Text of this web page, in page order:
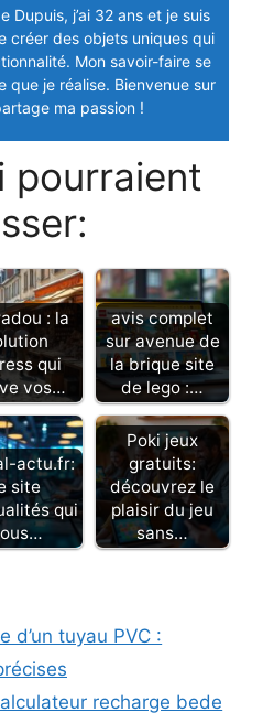
Dupuis, j’ai 32 ans et je suis
créer des objets uniques qui
Mon savoir-faire se
que je réalise. Bienvenue sur
ma passion !
pourraient
: la
qui
vos…
avis complet
sur avenue de
la brique site
de lego :…
actu.fr:
site
qui
Poki jeux
gratuits:
découvrez le
plaisir du jeu
sans…
d’un tuyau PVC :
recharge bede